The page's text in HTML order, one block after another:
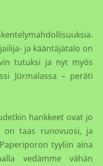
ja kääntäjätalo on
tutuksi ja nyt myös
Jūrmalassa – peräti
hankkeet ovat jo
on taas runovuosi, ja
tyyliin aina
vedämme vähän